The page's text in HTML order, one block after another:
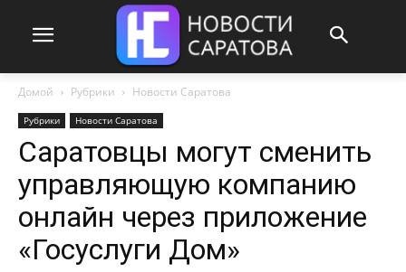
Домой Рубрики Новости Саратова
Рубрики Новости Саратова
Саратовцы могут сменить
управляющую компанию
онлайн через приложение
«Госуслуги Дом»